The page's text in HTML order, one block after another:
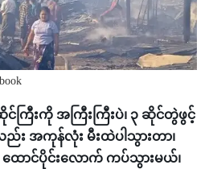
ြီးကို အကြီးကြီးပဲ၊ ၃ ဆိုင်တွဲဖွင့်
ည်း အကုန်လုံး မီးထဲပါသွားတာ၊
ထောင်ပိုင်းလောက် ကပ်သွားမယ်၊